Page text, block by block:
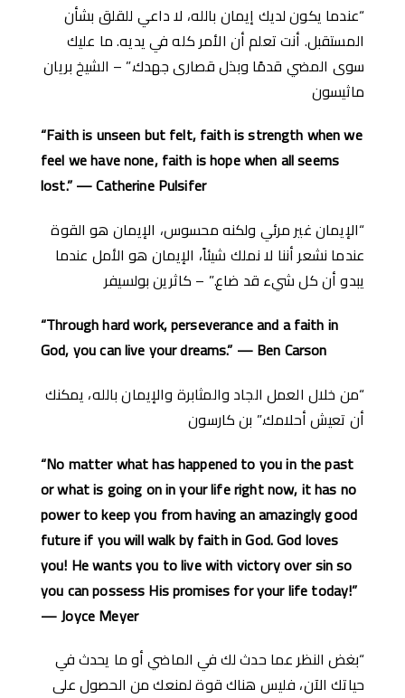
“عندما يكون لديك إيمان بالله، لا داعي للقلق بشأن
المستقبل. أنت تعلم أن الأمر كله في يديه. ما عليك
سوى المضي قدمًا وبذل قصارى جهدك.” – الشيخ بريان
ماثيسون
“Faith is unseen but felt, faith is strength when we
feel we have none, faith is hope when all seems
lost.” — Catherine Pulsifer
“الإيمان غير مرئي ولكنه محسوس، الإيمان هو القوة
عندما نشعر أننا لا نملك شيئاً، الإيمان هو الأمل عندما
يبدو أن كل شيء قد ضاع.” – كاثرين بولسيفر
“Through hard work, perseverance and a faith in
God, you can live your dreams.” — Ben Carson
“من خلال العمل الجاد والمثابرة والإيمان بالله، يمكنك
أن تعيش أحلامك.” بن كارسون
“No matter what has happened to you in the past
or what is going on in your life right now, it has no
power to keep you from having an amazingly good
future if you will walk by faith in God. God loves
you! He wants you to live with victory over sin so
you can possess His promises for your life today!”
— Joyce Meyer
“بغض النظر عما حدث لك في الماضي أو ما يحدث في
حياتك الآن، فليس هناك قوة لمنعك من الحصول على